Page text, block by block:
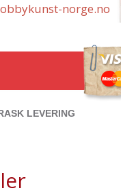
norge.no
LEVERING